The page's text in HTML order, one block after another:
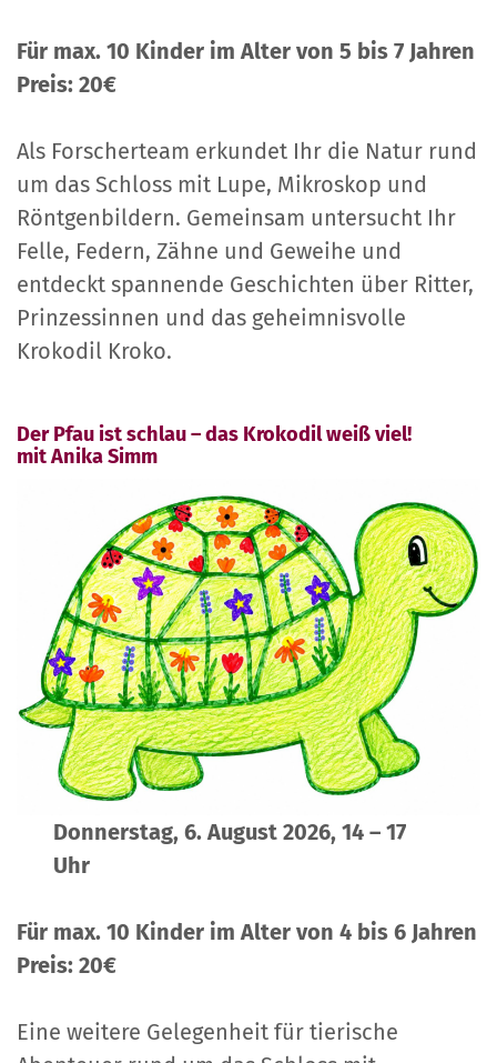
Für max. 10 Kinder im Alter von 5 bis 7 Jahren
Preis: 20€
Als Forscherteam erkundet Ihr die Natur rund
um das Schloss mit Lupe, Mikroskop und
Röntgenbildern. Gemeinsam untersucht Ihr
Felle, Federn, Zähne und Geweihe und
entdeckt spannende Geschichten über Ritter,
Prinzessinnen und das geheimnisvolle
Krokodil Kroko.
Der Pfau ist schlau – das Krokodil weiß viel!
mit Anika Simm
Donnerstag, 6. August 2026, 14 – 17
Uhr
Für max. 10 Kinder im Alter von 4 bis 6 Jahren
Preis: 20€
Eine weitere Gelegenheit für tierische